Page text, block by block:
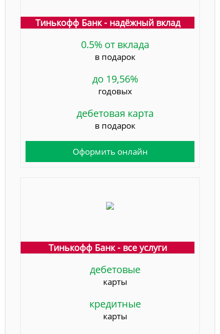
Тинькофф Банк - надёжный вклад
0.5% от вклада
в подарок
до 19,56%
годовых
дебетовая карта
в подарок
Оформить онлайн
Тинькофф Банк - все услуги
дебетовые
карты
кредитные
карты